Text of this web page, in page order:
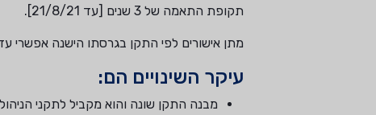
תקופת התאמה של 3 שנים [עד 21/8/21].
מתן אישורים לפי התקן בגרסתו הישנה אפשרי עד 21/2/
עיקר השינויים הם:
מבנה התקן שונה והוא מקביל לתקני הניהול החדשים האחרים